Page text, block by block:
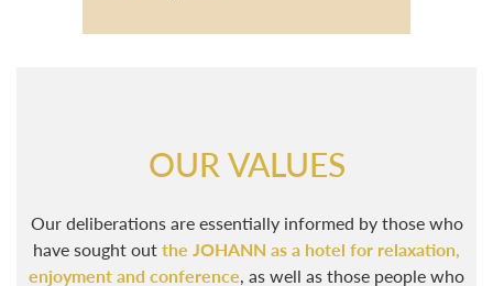
OUR VALUES
Our deliberations are essentially informed by those who
have sought out the JOHANN as a hotel for relaxation,
enjoyment and conference, as well as those people who